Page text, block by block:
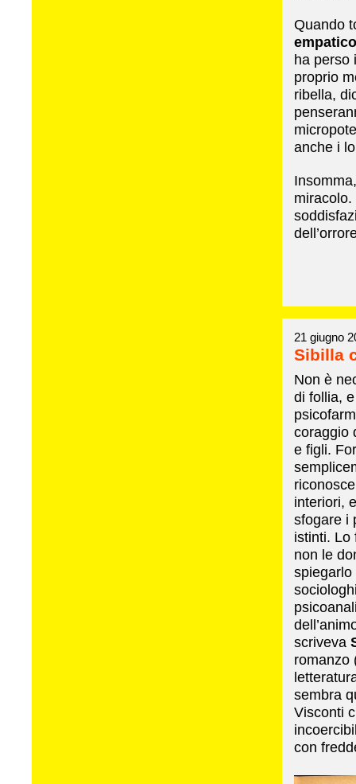
Quando
ha perso
proprio
ribella,
anche i
21 giugno
Sibilla
Non è
di follia,
coraggio
e figli.
interiori,
sfogare i
istinti. Lo
non le
scriveva
romanzo
sembra
Visconti
con